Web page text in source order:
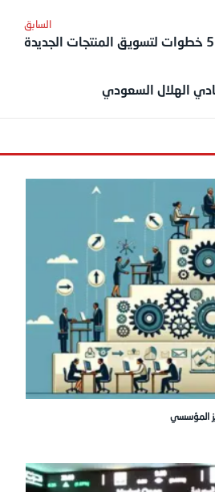
5 خطوات لتسويق المنتجات الجديدة
الهلال السعودي
المؤسسي